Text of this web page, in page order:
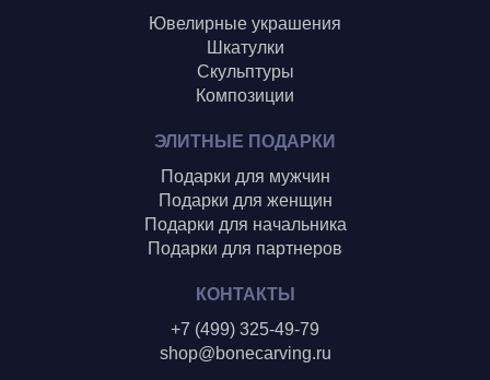
Ювелирные украшения
Шкатулки
Скульптуры
Композиции
ЭЛИТНЫЕ ПОДАРКИ
Подарки для мужчин
Подарки для женщин
Подарки для начальника
Подарки для партнеров
КОНТАКТЫ
+7 (499) 325-49-79
shop@bonecarving.ru